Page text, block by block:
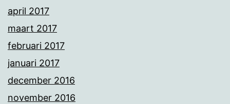
april 2017
maart 2017
februari 2017
januari 2017
december 2016
november 2016